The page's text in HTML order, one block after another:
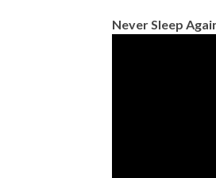
Never Sleep